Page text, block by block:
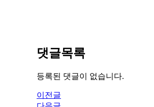
댓글목록
등록된 댓글이 없습니다.
이전글